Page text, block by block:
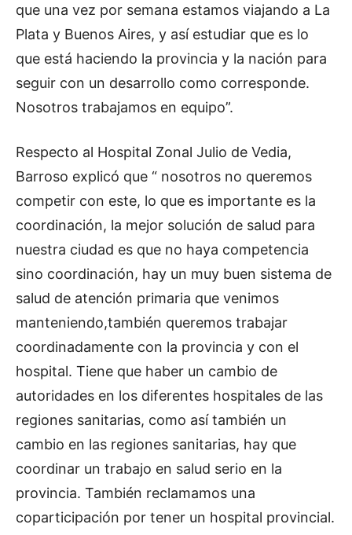
que una vez por semana estamos viajando a La
Plata y Buenos Aires, y así estudiar que es lo
que está haciendo la provincia y la nación para
seguir con un desarrollo como corresponde.
Nosotros trabajamos en equipo”.
Respecto al Hospital Zonal Julio de Vedia,
Barroso explicó que “ nosotros no queremos
competir con este, lo que es importante es la
coordinación, la mejor solución de salud para
nuestra ciudad es que no haya competencia
sino coordinación, hay un muy buen sistema de
salud de atención primaria que venimos
manteniendo,también queremos trabajar
coordinadamente con la provincia y con el
hospital. Tiene que haber un cambio de
autoridades en los diferentes hospitales de las
regiones sanitarias, como así también un
cambio en las regiones sanitarias, hay que
coordinar un trabajo en salud serio en la
provincia. También reclamamos una
coparticipación por tener un hospital provincial.